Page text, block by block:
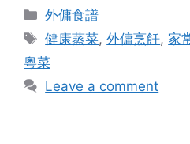
Categories
外傭食譜
Tags
健康蒸菜,外傭烹飪, 家
粵菜
Leave a comment